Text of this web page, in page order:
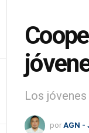
Los
por AGN -